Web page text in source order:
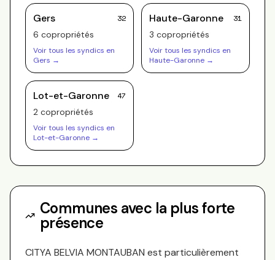
Gers 32
6 copropriétés
Voir tous les syndics en
Gers →
Haute-Garonne 31
3 copropriétés
Voir tous les syndics en
Haute-Garonne →
Lot-et-Garonne 47
2 copropriétés
Voir tous les syndics en
Lot-et-Garonne →
Communes avec la plus forte
présence
CITYA BELVIA MONTAUBAN est particulièrement